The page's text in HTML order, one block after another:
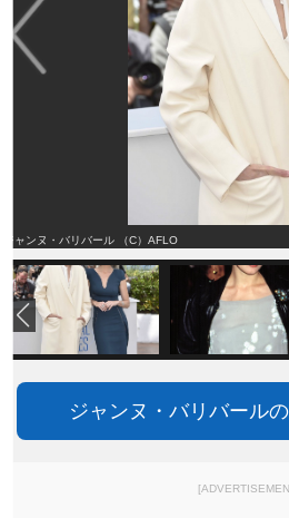
ジャンヌ・バリバール （C）AFLO
ジャンヌ・バリバール